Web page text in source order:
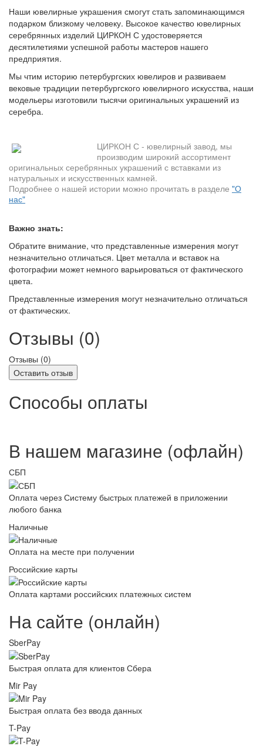
Наши ювелирные украшения смогут стать запоминающимся
подарком близкому человеку. Высокое качество ювелирных
серебрянных изделий ЦИРКОН С удостоверяется
десятилетиями успешной работы мастеров нашего
предприятия.
Мы чтим историю петербургских ювелиров и развиваем
вековые традиции петербургского ювелирного искусства, наши
модельеры изготовили тысячи оригинальных украшений из
серебра.
ЦИРКОН С - ювелирный завод, мы
производим широкий ассортимент
оригинальных серебрянных украшений с вставками из
натуральных и искусственных камней.
Подробнее о нашей истории можно прочитать в разделе "О
нас"
Важно знать:
Обратите внимание, что представленные измерения могут
незначительно отличаться. Цвет металла и вставок на
фотографии может немного варьироваться от фактического
цвета.
Представленные измерения могут незначительно отличаться
от фактических.
Отзывы (0)
Отзывы (0)
Оставить отзыв
Способы оплаты
В нашем магазине (офлайн)
СБП
Оплата через Систему быстрых платежей в приложении
любого банка
Наличные
Оплата на месте при получении
Российские карты
Оплата картами российских платежных систем
На сайте (онлайн)
SberPay
Быстрая оплата для клиентов Сбера
Mir Pay
Быстрая оплата без ввода данных
T-Pay